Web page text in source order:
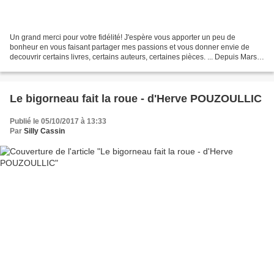
Un grand merci pour votre fidélité! J'espère vous apporter un peu de
bonheur en vous faisant partager mes passions et vous donner envie de
decouvrir certains livres, certains auteurs, certaines pièces. ... Depuis Mars
Le bigorneau fait la roue - d'Herve POUZOULLIC
Publié le 05/10/2017 à 13:33
Par Silly Cassin